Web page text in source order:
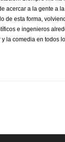
acercar a la gente a
de esta forma,
e ingenieros
la comedia en todos